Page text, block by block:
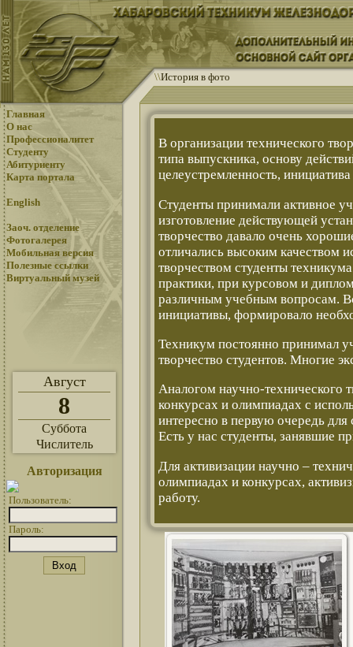
\\История в фото
Главная
О нас
Профессионалитет
Студенту
Абитуриенту
Карта портала
English
Заоч. отделение
Фотогалерея
Мобильная версия
Полезные ссылки
Виртуальный музей
Август
8
Суббота
Числитель
Авторизация
Пользователь:
Пароль:
В организации технического
типа выпускника, основу
целеустремленность,
Студенты принимали активное
изготовление действующей
творчество давало очень
отличались высоким качеством
творчеством студенты
практики, при курсовом и
различным учебным вопросам.
инициативы, формировало
Техникум постоянно принимал
творчество студентов. Многие
Аналогом научно-технического
конкурсах и олимпиадах с
интересно в первую очередь
Есть у нас студенты, занявшие
Для активизации научно –
олимпиадах и конкурсах,
работу.